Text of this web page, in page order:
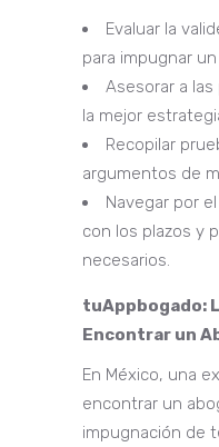
Evaluar la
para impugnar
Asesorar a
la mejor
Recopilar
argumentos de
Navegar por
con los plazos y
necesarios.
tuAppbogado:
Encontrar un
En México, una
encontrar un
impugnación de